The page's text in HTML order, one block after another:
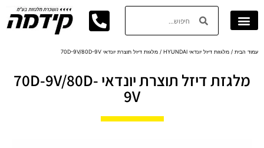
עמוד הבית / מלגזות דיזל יונדאי HYUNDAI / מלגזת דיזל תוצרת יונדאי 70D-9V/80D-9V
מלגזת דיזל תוצרת יונדאי 70D-9V/80D-
9V